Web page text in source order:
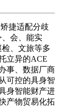
捷适配分歧
会、能实
、文旅等多
立异的ACE
事、数据厂商
可控的具身智
身智能财产进
产物贸易化拓